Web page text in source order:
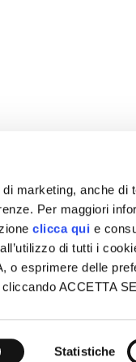
marketing, anche di
Per maggiori
clicca qui e
di tutti i
o esprimere delle
ACCETTA
Statistiche
Note legali
Privacy-
Orto